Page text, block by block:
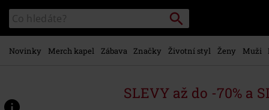
hlavnímu
obsahu
Katalog
vyhledávání
Vyhledávání
Novinky Merch kapel Zábava Značky Životní styl Ženy Muži
SLEVY až do -70% a